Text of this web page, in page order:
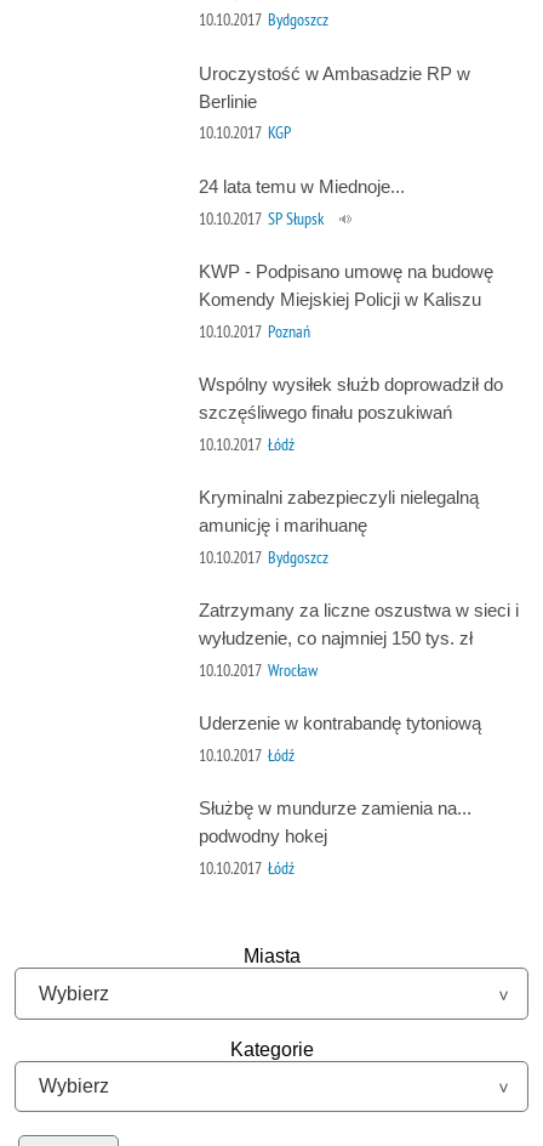
10.10.2017 Bydgoszcz
Uroczystość w Ambasadzie RP w
Berlinie
10.10.2017 KGP
24 lata temu w Miednoje...
10.10.2017 SP Słupsk
KWP - Podpisano umowę na budowę
Komendy Miejskiej Policji w Kaliszu
10.10.2017 Poznań
Wspólny wysiłek służb doprowadził do
szczęśliwego finału poszukiwań
10.10.2017 Łódź
Kryminalni zabezpieczyli nielegalną
amunicję i marihuanę
10.10.2017 Bydgoszcz
Zatrzymany za liczne oszustwa w sieci i
wyłudzenie, co najmniej 150 tys. zł
10.10.2017 Wrocław
Uderzenie w kontrabandę tytoniową
10.10.2017 Łódź
Służbę w mundurze zamienia na...
podwodny hokej
10.10.2017 Łódź
Miasta
Kategorie